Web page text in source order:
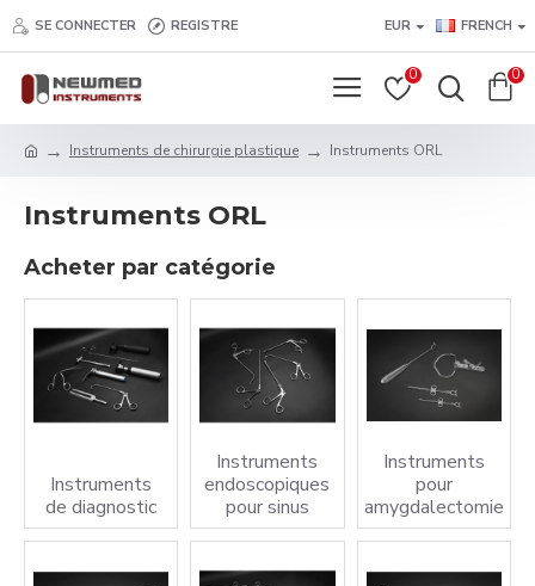
SE CONNECTER REGISTRE EUR FRENCH
0 0
Instruments de chirurgie plastique Instruments ORL
Instruments ORL
Acheter par catégorie
Instruments
de diagnostic
Instruments
endoscopiques
pour sinus
Instruments
pour
amygdalectomie